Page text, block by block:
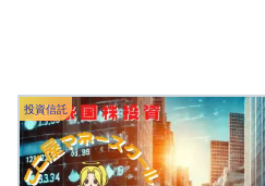
投資信託